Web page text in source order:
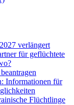
verlängert
für geflüchtete
Informationen für
Flüchtlinge